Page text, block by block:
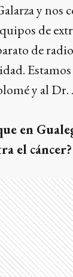
y nos
de
de
y al
en
el cáncer?